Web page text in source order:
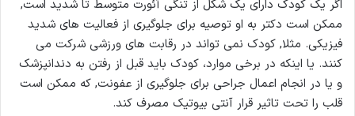
اگر یک کودک دارای یک شکل از تنگی آئورت متوسط ​​تا شدید است,
ممکن است دکتر به او توصیه برای جلوگیری از فعالیت های شدید
فیزیکی. مثلا, کودک نمی تواند در رقابت های ورزشی شرکت می
کنند. یا اینکه در برخی موارد، کودک باید قبل از رفتن به دندانپزشک
و یا در انجام اعمال جراحی برای جلوگیری از عفونت, که ممکن است
قلب را تحت تاثیر قرار آنتی بیوتیک مصرف کند.